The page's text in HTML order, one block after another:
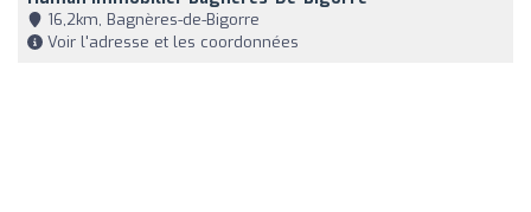
16,2km, Bagnères-de-Bigorre
Voir l'adresse et les coordonnées